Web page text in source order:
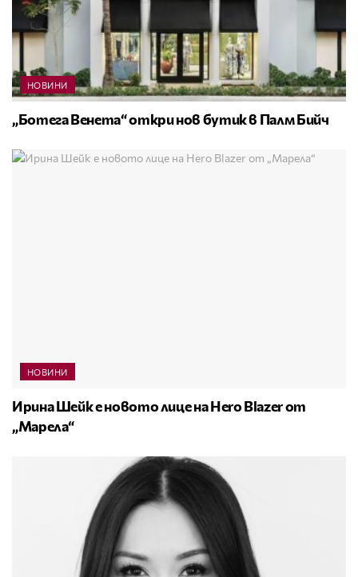
НОВИНИ
„Ботега Венета“ откри нов бутик в Палм Бийч
НОВИНИ
Ирина Шейк е новото лице на Hero Blazer от
„Марела“